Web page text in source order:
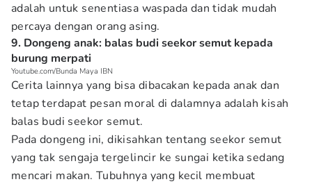
adalah untuk senentiasa waspada dan tidak mudah
percaya dengan orang asing.
9. Dongeng anak: balas budi seekor semut kepada
burung merpati
Youtube.com/Bunda Maya IBN
Cerita lainnya yang bisa dibacakan kepada anak dan
tetap terdapat pesan moral di dalamnya adalah kisah
balas budi seekor semut.
Pada dongeng ini, dikisahkan tentang seekor semut
yang tak sengaja tergelincir ke sungai ketika sedang
mencari makan. Tubuhnya yang kecil membuat